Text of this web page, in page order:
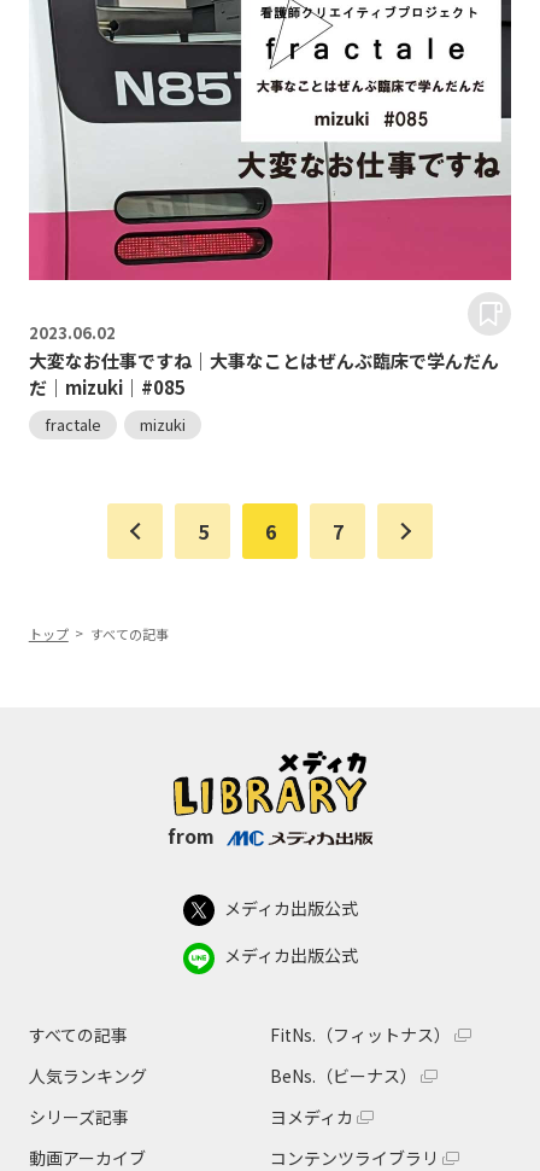
2023.06.02
大変なお仕事ですね｜大事なことはぜんぶ臨床で学んだん
だ｜mizuki｜#085
fractale mizuki
5 6 7
トップ すべての記事
from
メディカ出版公式
メディカ出版公式
すべての記事
人気ランキング
シリーズ記事
動画アーカイブ
FitNs.（フィットナス）
BeNs.（ビーナス）
ヨメディカ
コンテンツライブラリ